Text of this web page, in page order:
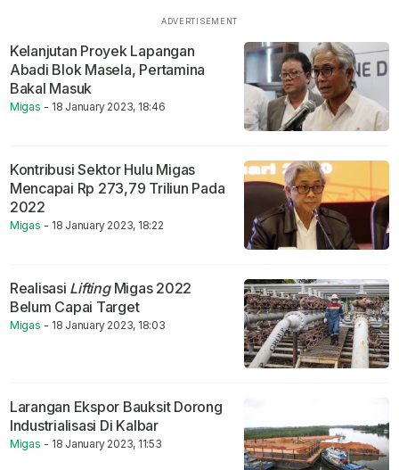
Kelanjutan Proyek Lapangan
Abadi Blok Masela, Pertamina
Bakal Masuk
Migas - 18 January 2023, 18:46
Kontribusi Sektor Hulu Migas
Mencapai Rp 273,79 Triliun Pada
2022
Migas - 18 January 2023, 18:22
Realisasi Lifting Migas 2022
Belum Capai Target
Migas - 18 January 2023, 18:03
Larangan Ekspor Bauksit Dorong
Industrialisasi Di Kalbar
Migas - 18 January 2023, 11:53